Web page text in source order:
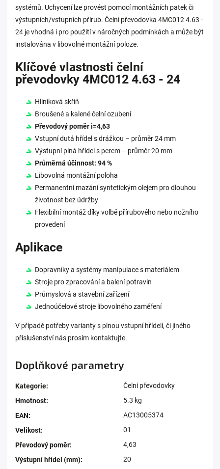
systémů. Uchycení lze provést pomocí montážních patek či
výstupních/vstupních přírub. Čelní převodovka 4MC012 4.63 -
24 je vhodná i pro použití v náročných podmínkách a může být
instalována v libovolné montážní poloze.
Klíčové vlastnosti čelní
převodovky 4MC012 4.63 - 24
Hliníková skříň
Broušené a kalené čelní ozubení
Převodový poměr i=4,63
Vstupní dutá hřídel s drážkou – průměr 24 mm
Výstupní plná hřídel s perem – průměr 20 mm
Průměrná účinnost: 94 %
Libovolná montážní poloha
Permanentní mazání syntetickým olejem pro dlouhou
životnost bez údržby
Flexibilní montáž díky volbě přírubového nebo nožního
provedení
Aplikace
Dopravníky a systémy manipulace s materiálem
Stroje pro zpracování a balení potravin
Průmyslová a stavební zařízení
Jednoúčelové stroje libovolného zaměření
V případě potřeby varianty s plnou vstupní hřídelí, či jiného
příslušenství nás prosím kontaktujte.
Doplňkové parametry
Kategorie:
Čelní převodovky
Hmotnost:
5.3 kg
EAN:
AC13005374
Velikost:
01
Převodový poměr:
4,63
Výstupní hřídel (mm):
20